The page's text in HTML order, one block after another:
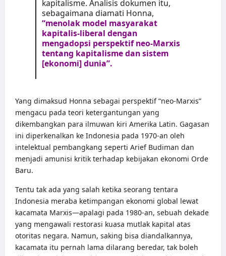
kapitalisme. Analisis dokumen itu,
sebagaimana diamati Honna,
“menolak model masyarakat
kapitalis-liberal dengan
mengadopsi perspektif neo-Marxis
tentang kapitalisme dan sistem
[ekonomi] dunia”.
Yang dimaksud Honna sebagai perspektif “neo-Marxis”
mengacu pada teori ketergantungan yang
dikembangkan para ilmuwan kiri Amerika Latin. Gagasan
ini diperkenalkan ke Indonesia pada 1970-an oleh
intelektual pembangkang seperti Arief Budiman dan
menjadi amunisi kritik terhadap kebijakan ekonomi Orde
Baru.
Tentu tak ada yang salah ketika seorang tentara
Indonesia meraba ketimpangan ekonomi global lewat
kacamata Marxis—apalagi pada 1980-an, sebuah dekade
yang mengawali restorasi kuasa mutlak kapital atas
otoritas negara. Namun, saking bisa diandalkannya,
kacamata itu pernah lama dilarang beredar, tak boleh